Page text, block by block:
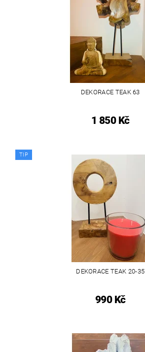
DEKORACE TEAK 63
1 850 Kč
TIP
DEKORACE TEAK 20-35
990 Kč